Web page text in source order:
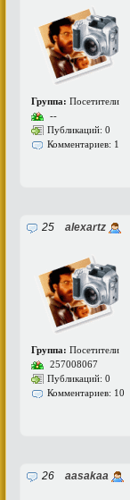
Группа: Посетители
--
Публикаций: 0
Комментариев: 1
25 alexartz
Группа: Посетители
257008067
Публикаций: 0
Комментариев: 10
26 aasakaa